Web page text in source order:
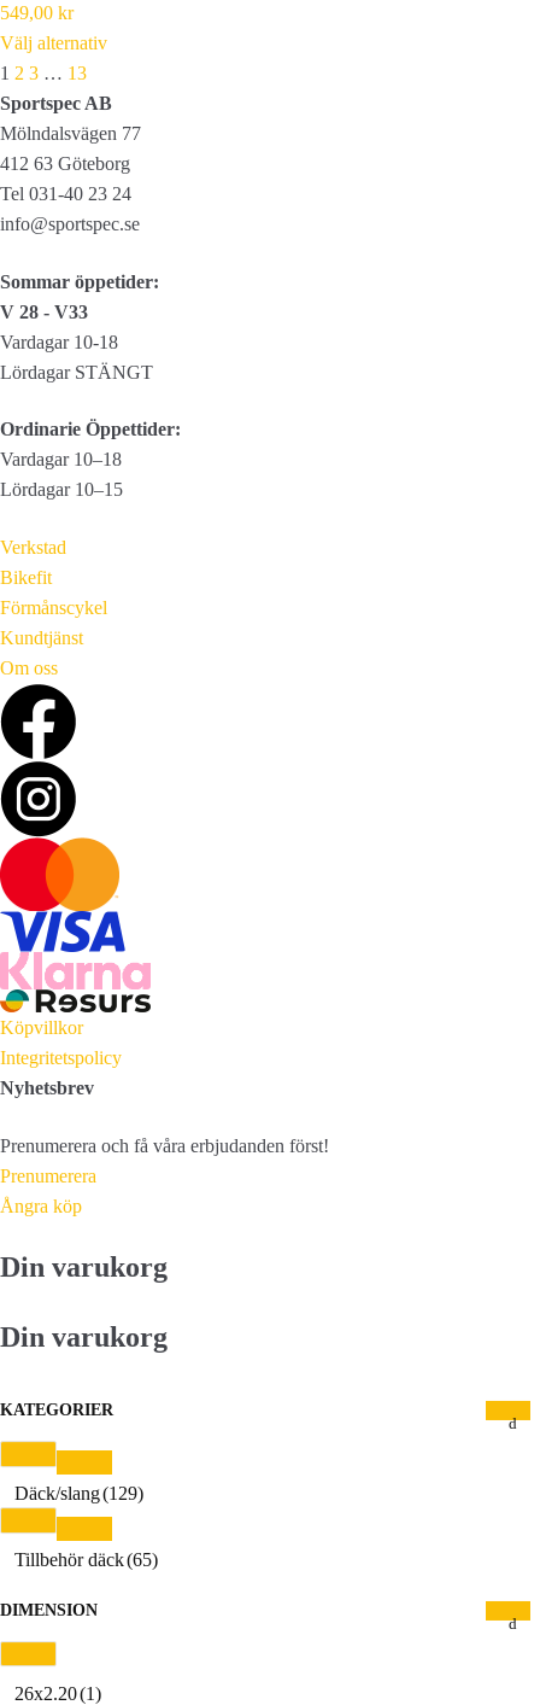
549,00 kr
Välj alternativ
1 2 3 … 13Next
Sportspec AB
Mölndalsvägen 77
412 63 Göteborg
Tel 031-40 23 24
info@sportspec.se
Sommar öppetider:
V 28 - V33
Vardagar 10-18
Lördagar STÄNGT
Ordinarie Öppettider:
Vardagar 10–18
Lördagar 10–15
Verkstad
Bikefit
Förmånscykel
Kundtjänst
Om oss
Köpvillkor
Integritetspolicy
Nyhetsbrev
Prenumerera och få våra erbjudanden först!
Prenumerera
Ångra köp
Din varukorg
Din varukorg
KATEGORIER
Däck/slang(129)
Tillbehör däck(65)
DIMENSION
26x2.20(1)